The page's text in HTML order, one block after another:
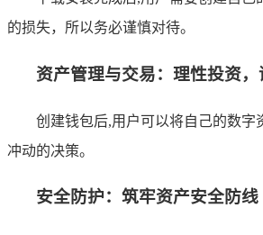
的损失，所以务必谨慎对待。
资产管理与交易：理性投资
创建钱包后,用户可以将自己的数
冲动的决策。
安全防护：筑牢资产安全防线